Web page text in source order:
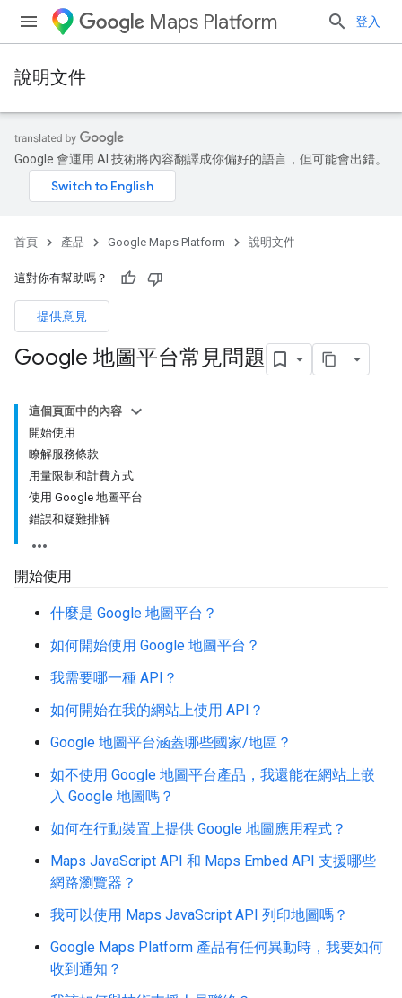
Maps Platform 登入
說明文件
Google 會運用 AI 技術將內容翻譯成你偏好的語言，但可能會出錯。
首頁 產品 Google Maps Platform 說明文件
這對你有幫助嗎？
提供意見
Google 地圖平台常見問題
這個頁面中的內容
開始使用
瞭解服務條款
用量限制和計費方式
使用 Google 地圖平台
錯誤和疑難排解
開始使用
什麼是 Google 地圖平台？
如何開始使用 Google 地圖平台？
我需要哪一種 API？
如何開始在我的網站上使用 API？
Google 地圖平台涵蓋哪些國家/地區？
如不使用 Google 地圖平台產品，我還能在網站上嵌
入 Google 地圖嗎？
如何在行動裝置上提供 Google 地圖應用程式？
Maps JavaScript API 和 Maps Embed API 支援哪些
網路瀏覽器？
我可以使用 Maps JavaScript API 列印地圖嗎？
Google Maps Platform 產品有任何異動時，我要如何
收到通知？